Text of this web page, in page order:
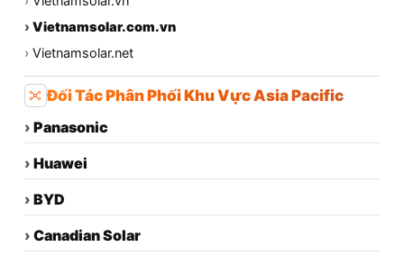
› Vietnamsolar.com.vn
› Vietnamsolar.net
Đối Tác Phân Phối Khu Vực Asia Pacific
› Panasonic
› Huawei
› BYD
› Canadian Solar